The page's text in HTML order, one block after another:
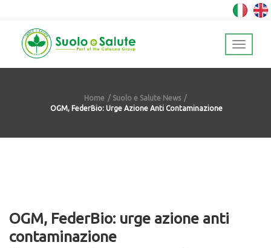
Home
Suolo e Salute News
OGM, FederBio: Urge Azione Anti Contaminazione
OGM, FederBio: urge azione anti
contaminazione